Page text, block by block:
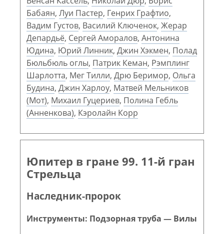
Бабаян, Луи Пастер, Генрих Графтио,
Вадим Густов, Василий Ключенок, Жерар
Депардьё, Сергей Аморалов, Антонина
Юдина, Юрий Линник, Джин Хэкмен, Полад
Бюльбюль оглы, Патрик Кеман, Рэмплинг
Шарлотта, Мег Тилли, Дрю Беримор, Ольга
Будина, Джин Харлоу, Матвей Мельников
(Мот), Михаил Гуцериев, Полина Гебль
(Анненкова), Кэролайн Корр
Юпитер в гране 99. 11-й гран
Стрельца
Наследник-пророк
Инструменты: Подзорная труба — Вилы